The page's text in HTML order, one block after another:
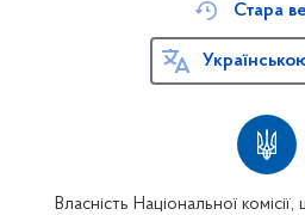
Власність Національної
Стара